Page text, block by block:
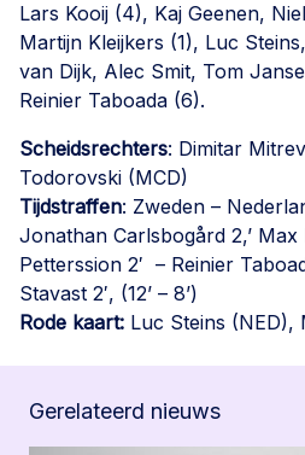
Lars Kooij (4), Kaj Geenen,
Martijn Kleijkers (1), Luc
van Dijk, Alec Smit, Tom
Reinier Taboada (6).
Scheidsrechters: Dimitar
Todorovski (MCD)
Tijdstraffen: Zweden –
Jonathan Carlsbogård 2,’ Max
Petterssion 2′ – Reinier
Stavast 2′, (12’ – 8’)
Rode kaart: Luc Steins (NED),
Gerelateerd nieuws